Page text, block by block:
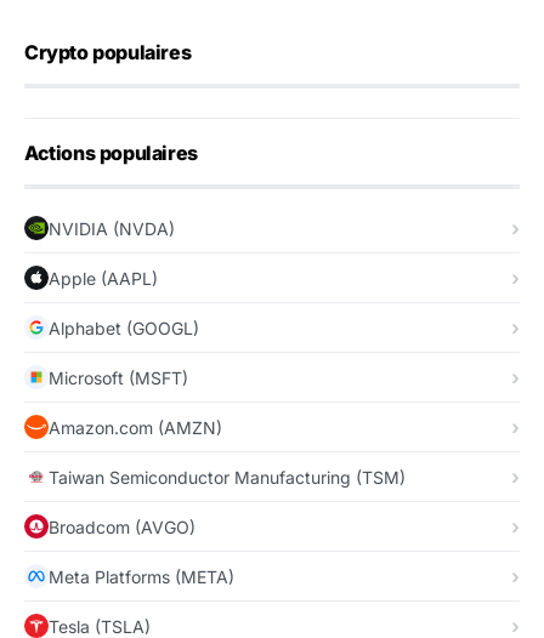
Crypto populaires
Actions populaires
NVIDIA (NVDA)
Apple (AAPL)
Alphabet (GOOGL)
Microsoft (MSFT)
Amazon.com (AMZN)
Taiwan Semiconductor Manufacturing (TSM)
Broadcom (AVGO)
Meta Platforms (META)
Tesla (TSLA)